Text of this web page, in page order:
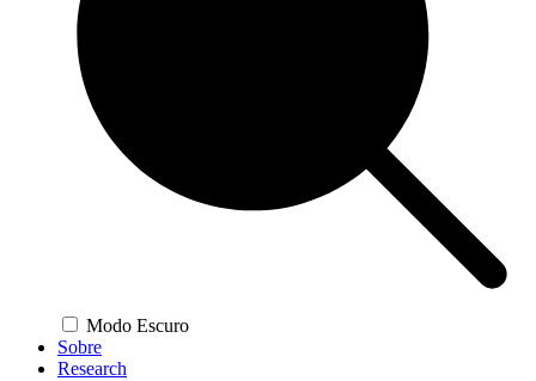
Modo Escuro
Sobre
Research